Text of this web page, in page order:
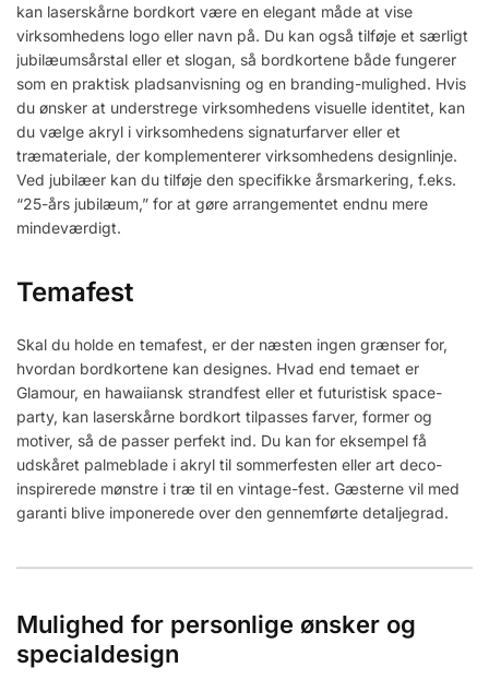
kan laserskårne bordkort være en elegant måde at vise
virksomhedens logo eller navn på. Du kan også tilføje et særligt
jubilæumsårstal eller et slogan, så bordkortene både fungerer
som en praktisk pladsanvisning og en branding-mulighed. Hvis
du ønsker at understrege virksomhedens visuelle identitet, kan
du vælge akryl i virksomhedens signaturfarver eller et
træmateriale, der komplementerer virksomhedens designlinje.
Ved jubilæer kan du tilføje den specifikke årsmarkering, f.eks.
“25-års jubilæum,” for at gøre arrangementet endnu mere
mindeværdigt.
Temafest
Skal du holde en temafest, er der næsten ingen grænser for,
hvordan bordkortene kan designes. Hvad end temaet er
Glamour, en hawaiiansk strandfest eller et futuristisk space-
party, kan laserskårne bordkort tilpasses farver, former og
motiver, så de passer perfekt ind. Du kan for eksempel få
udskåret palmeblade i akryl til sommerfesten eller art deco-
inspirerede mønstre i træ til en vintage-fest. Gæsterne vil med
garanti blive imponerede over den gennemførte detaljegrad.
Mulighed for personlige ønsker og
specialdesign